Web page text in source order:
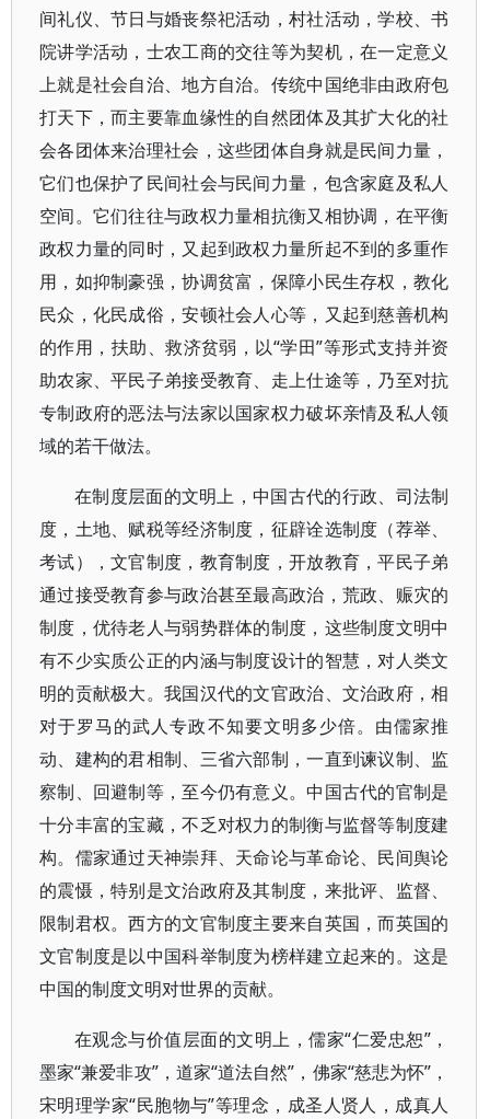
间礼仪、节日与婚丧祭祀活动，村社活动，学校、书
院讲学活动，士农工商的交往等为契机，在一定意义
上就是社会自治、地方自治。传统中国绝非由政府包
打天下，而主要靠血缘性的自然团体及其扩大化的社
会各团体来治理社会，这些团体自身就是民间力量，
它们也保护了民间社会与民间力量，包含家庭及私人
空间。它们往往与政权力量相抗衡又相协调，在平衡
政权力量的同时，又起到政权力量所起不到的多重作
用，如抑制豪强，协调贫富，保障小民生存权，教化
民众，化民成俗，安顿社会人心等，又起到慈善机构
的作用，扶助、救济贫弱，以“学田”等形式支持并资
助农家、平民子弟接受教育、走上仕途等，乃至对抗
专制政府的恶法与法家以国家权力破坏亲情及私人领
域的若干做法。
在制度层面的文明上，中国古代的行政、司法制
度，土地、赋税等经济制度，征辟诠选制度（荐举、
考试），文官制度，教育制度，开放教育，平民子弟
通过接受教育参与政治甚至最高政治，荒政、赈灾的
制度，优待老人与弱势群体的制度，这些制度文明中
有不少实质公正的内涵与制度设计的智慧，对人类文
明的贡献极大。我国汉代的文官政治、文治政府，相
对于罗马的武人专政不知要文明多少倍。由儒家推
动、建构的君相制、三省六部制，一直到谏议制、监
察制、回避制等，至今仍有意义。中国古代的官制是
十分丰富的宝藏，不乏对权力的制衡与监督等制度建
构。儒家通过天神崇拜、天命论与革命论、民间舆论
的震慑，特别是文治政府及其制度，来批评、监督、
限制君权。西方的文官制度主要来自英国，而英国的
文官制度是以中国科举制度为榜样建立起来的。这是
中国的制度文明对世界的贡献。
在观念与价值层面的文明上，儒家“仁爱忠恕”，
墨家“兼爱非攻”，道家“道法自然”，佛家“慈悲为怀”，
宋明理学家“民胞物与”等理念，成圣人贤人，成真人